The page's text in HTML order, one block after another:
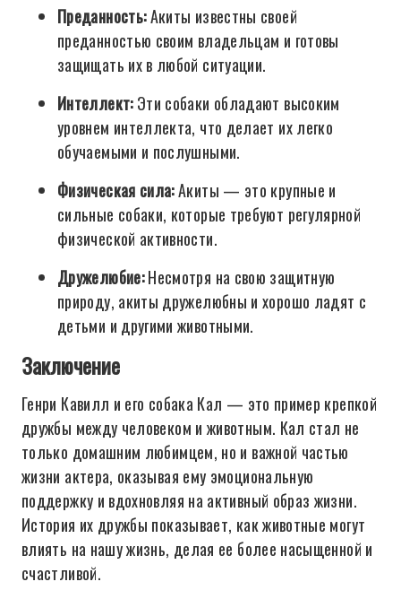
Преданность:Акиты известны своей
преданностью своим владельцам и готовы
защищать их в любой ситуации.
Интеллект:Эти собаки обладают высоким
уровнем интеллекта, что делает их легко
обучаемыми и послушными.
Физическая сила:Акиты — это крупные и
сильные собаки, которые требуют регулярной
физической активности.
Дружелюбие:Несмотря на свою защитную
природу, акиты дружелюбны и хорошо ладят с
детьми и другими животными.
Заключение
Генри Кавилл и его собака Кал — это пример крепкой
дружбы между человеком и животным. Кал стал не
только домашним любимцем, но и важной частью
жизни актера, оказывая ему эмоциональную
поддержку и вдохновляя на активный образ жизни.
История их дружбы показывает, как животные могут
влиять на нашу жизнь, делая ее более насыщенной и
счастливой.